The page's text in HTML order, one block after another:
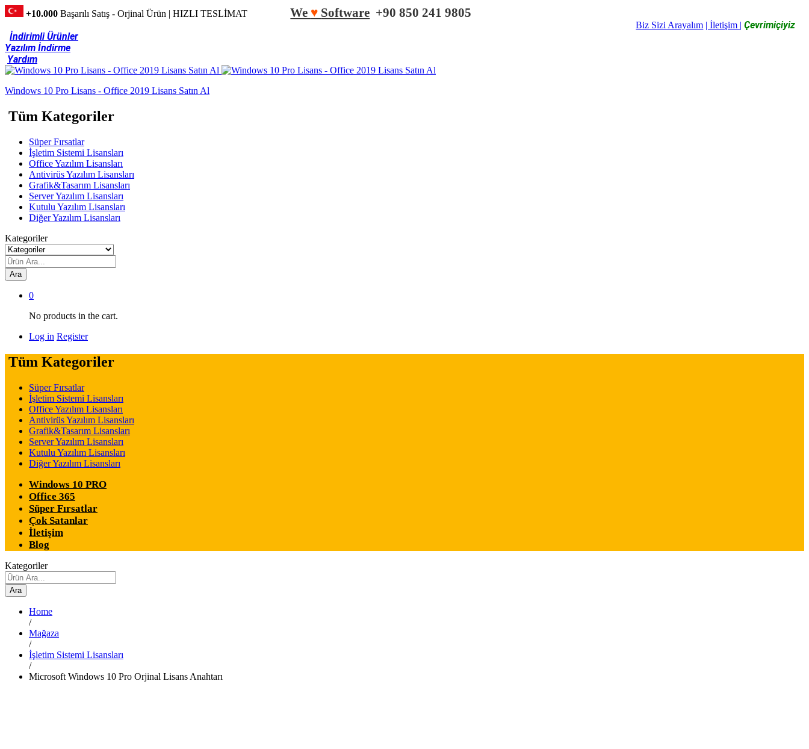
+10.000 Başarılı Satış - Orjinal Ürün | HIZLI TESLİMAT We ♥ Software +90 850 241 9805
Biz Sizi Arayalım | İletişim | Çevrimiçiyiz
İndirimli Ürünler
Yazılım İndirme
Yardım
Windows 10 Pro Lisans - Office 2019 Lisans Satın Al
Tüm Kategoriler
Süper Fırsatlar
İşletim Sistemi Lisansları
Office Yazılım Lisansları
Antivirüs Yazılım Lisansları
Grafik&Tasarım Lisansları
Server Yazılım Lisansları
Kutulu Yazılım Lisansları
Diğer Yazılım Lisansları
Kategoriler
Ara
0
No products in the cart.
Log in Register
Tüm Kategoriler
Süper Fırsatlar
İşletim Sistemi Lisansları
Office Yazılım Lisansları
Antivirüs Yazılım Lisansları
Grafik&Tasarım Lisansları
Server Yazılım Lisansları
Kutulu Yazılım Lisansları
Diğer Yazılım Lisansları
Windows 10 PRO
Office 365
Süper Fırsatlar
Çok Satanlar
İletişim
Blog
Kategoriler
Ara
Home
/
Mağaza
/
İşletim Sistemi Lisansları
/
Microsoft Windows 10 Pro Orjinal Lisans Anahtarı